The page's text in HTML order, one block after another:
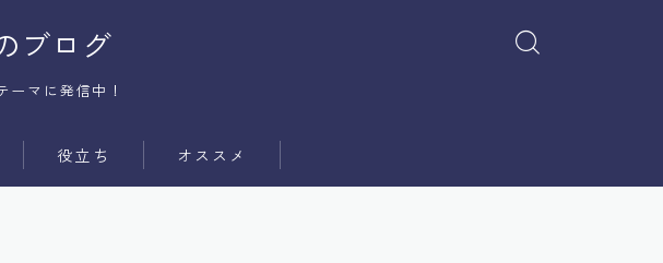
ブログ
マに発信中！
役立ち オススメ